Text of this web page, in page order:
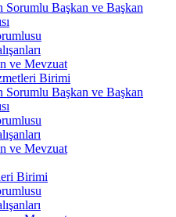
Sorumlu Başkan ve Başkan
ve Mevzuat
Birimi
Sorumlu Başkan ve Başkan
ve Mevzuat
Birimi